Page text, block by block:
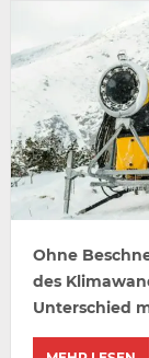
Ohne
des
Unterschied